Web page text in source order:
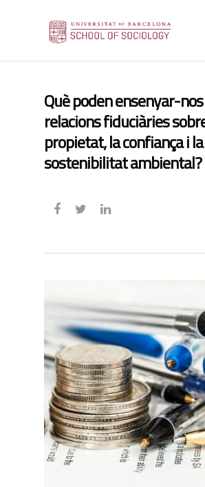
Què poden ensenyar-
relacions fiduciàries
propietat, la confiança i la
sostenibilitat ambiental?